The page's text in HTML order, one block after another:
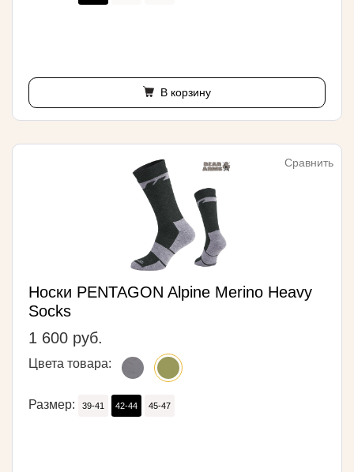
В корзину
Сравнить
Носки PENTAGON Alpine Merino Heavy
Socks
1 600 руб.
Цвета товара:
Размер: 39-41 42-44 45-47